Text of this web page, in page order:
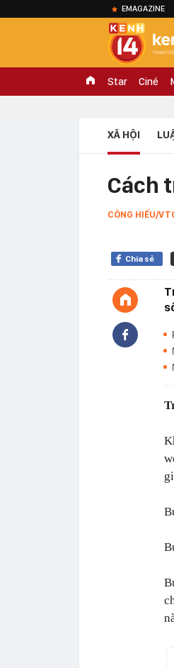
EMAGAZINE
Star Ciné
XÃ HỘI
Cách
CÔNG HIẾU/
Chia sẻ